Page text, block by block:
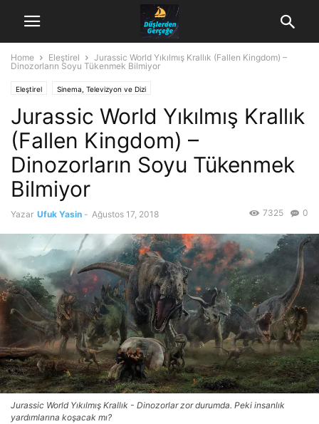
Home Eleştirel
Jurassic World Yıkılmış Krallık (Fallen Kingdom) –
Dinozorların Soyu Tükenmek Bilmiyor
Eleştirel Sinema, Televizyon ve Dizi
Jurassic World Yıkılmış Krallık
(Fallen Kingdom) –
Dinozorların Soyu Tükenmek
Bilmiyor
Yazar Ufuk Yasin - Ağustos 17, 2018 0
7325
Jurassic World Yıkılmış Krallık - Dinozorlar zor durumda. Peki insanlık
yardımlarına koşacak mı?